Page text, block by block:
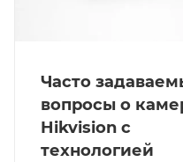
Часто
вопросы о
Hikvision с
технологией